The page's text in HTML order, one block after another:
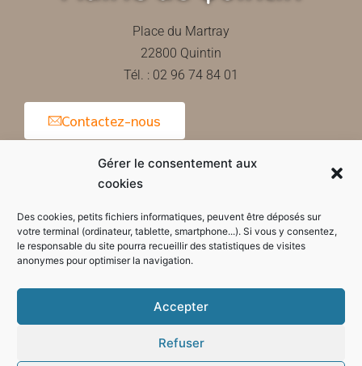
Gérer le consentement aux
cookies
Des cookies, petits fichiers informatiques, peuvent être déposés sur
votre terminal (ordinateur, tablette, smartphone...). Si vous y consentez,
le responsable du site pourra recueillir des statistiques de visites
anonymes pour optimiser la navigation.
Accepter
Refuser
Place du Martray
22800 Quintin
Tél. : 02 96 74 84 01
Contactez-nous
Horaires d'ouverture de la mairie